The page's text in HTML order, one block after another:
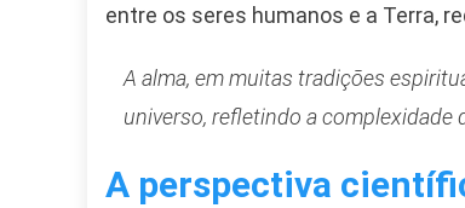
entre os seres humanos e a Terra,
A alma, em muitas tradições
universo, refletindo a complexidade
A perspectiva